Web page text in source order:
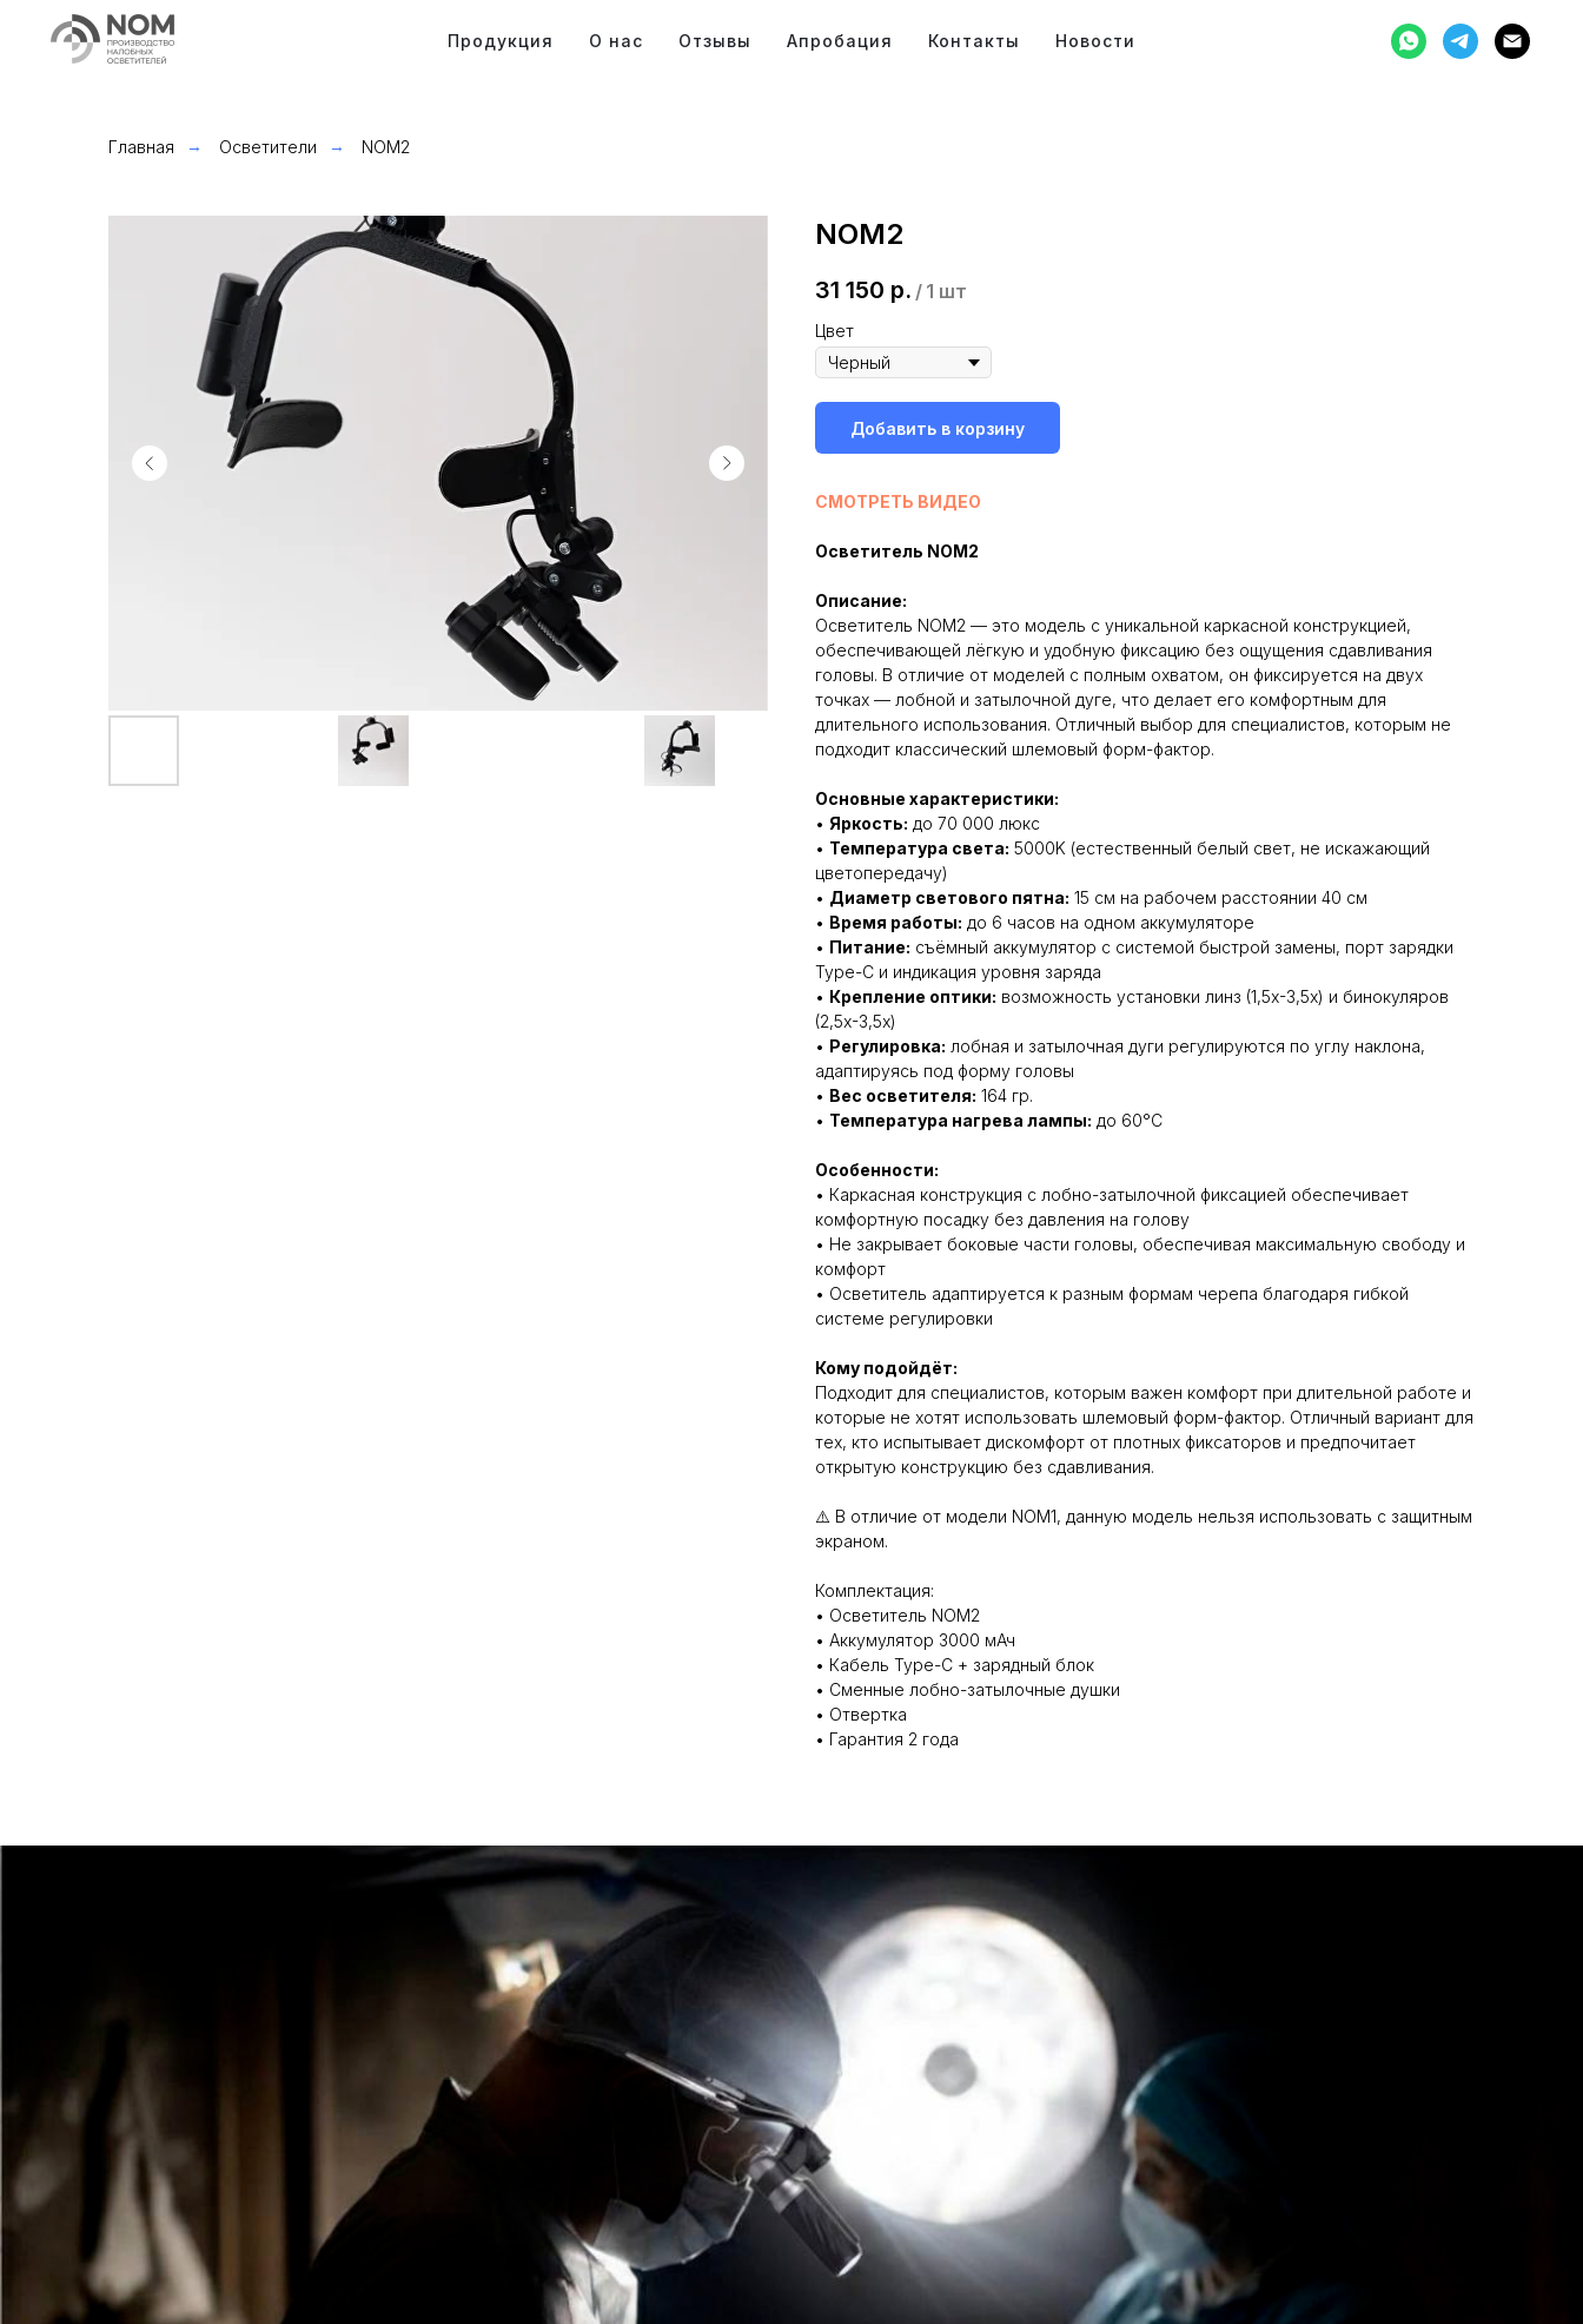
Продукция О нас Отзывы Апробация Контакты Новости
Главная → Осветители → NOM2
NOM2
31 150 р. / 1 шт
Цвет
Добавить в корзину
СМОТРЕТЬ ВИДЕО
Осветитель NOM2
Описание:
Осветитель NOM2 — это модель с уникальной каркасной конструкцией,
обеспечивающей лёгкую и удобную фиксацию без ощущения сдавливания
головы. В отличие от моделей с полным охватом, он фиксируется на двух
точках — лобной и затылочной дуге, что делает его комфортным для
длительного использования. Отличный выбор для специалистов, которым не
подходит классический шлемовый форм-фактор.
Основные характеристики:
• Яркость: до 70 000 люкс
• Температура света: 5000K (естественный белый свет, не искажающий
цветопередачу)
• Диаметр светового пятна: 15 см на рабочем расстоянии 40 см
• Время работы: до 6 часов на одном аккумуляторе
• Питание: съёмный аккумулятор с системой быстрой замены, порт зарядки
Type-C и индикация уровня заряда
• Крепление оптики: возможность установки линз (1,5х-3,5х) и бинокуляров
(2,5х-3,5х)
• Регулировка: лобная и затылочная дуги регулируются по углу наклона,
адаптируясь под форму головы
• Вес осветителя: 164 гр.
• Температура нагрева лампы: до 60°C
Особенности:
• Каркасная конструкция с лобно-затылочной фиксацией обеспечивает
комфортную посадку без давления на голову
• Не закрывает боковые части головы, обеспечивая максимальную свободу и
комфорт
• Осветитель адаптируется к разным формам черепа благодаря гибкой
системе регулировки
Кому подойдёт:
Подходит для специалистов, которым важен комфорт при длительной работе и
которые не хотят использовать шлемовый форм-фактор. Отличный вариант для
тех, кто испытывает дискомфорт от плотных фиксаторов и предпочитает
открытую конструкцию без сдавливания.
⚠️ В отличие от модели NOM1, данную модель нельзя использовать с защитным
экраном.
Комплектация:
• Осветитель NOM2
• Аккумулятор 3000 мАч
• Кабель Type-C + зарядный блок
• Сменные лобно-затылочные душки
• Отвертка
• Гарантия 2 года